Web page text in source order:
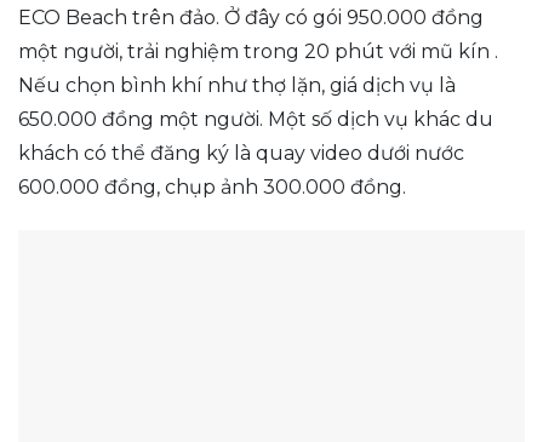
ECO Beach trên đảo. Ở đây có gói 950.000 đồng
một người, trải nghiệm trong 20 phút với mũ kín .
Nếu chọn bình khí như thợ lặn, giá dịch vụ là
650.000 đồng một người. Một số dịch vụ khác du
khách có thể đăng ký là quay video dưới nước
600.000 đồng, chụp ảnh 300.000 đồng.